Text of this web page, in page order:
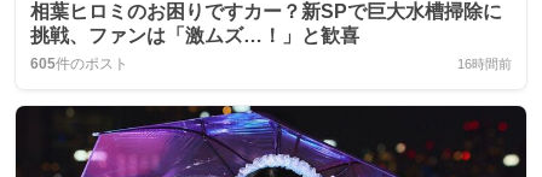
相葉ヒロミのお困りですカー？新SPで巨大水槽掃除に
挑戦、ファンは「激ムズ…！」と歓喜
605件のポスト 16時間前